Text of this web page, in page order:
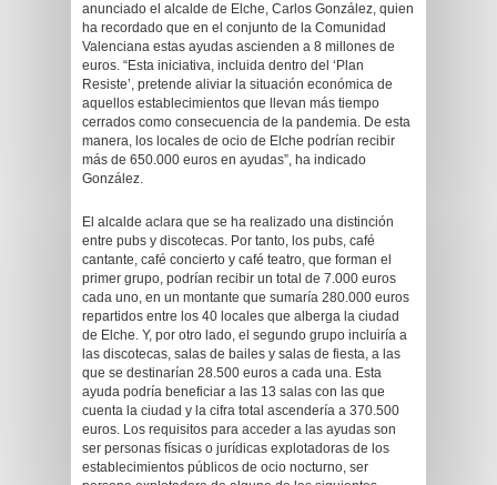
anunciado el alcalde de Elche, Carlos González, quien
ha recordado que en el conjunto de la Comunidad
Valenciana estas ayudas ascienden a 8 millones de
euros. “Esta iniciativa, incluida dentro del ‘Plan
Resiste’, pretende aliviar la situación económica de
aquellos establecimientos que llevan más tiempo
cerrados como consecuencia de la pandemia. De esta
manera, los locales de ocio de Elche podrían recibir
más de 650.000 euros en ayudas”, ha indicado
González.
El alcalde aclara que se ha realizado una distinción
entre pubs y discotecas. Por tanto, los pubs, café
cantante, café concierto y café teatro, que forman el
primer grupo, podrían recibir un total de 7.000 euros
cada uno, en un montante que sumaría 280.000 euros
repartidos entre los 40 locales que alberga la ciudad
de Elche. Y, por otro lado, el segundo grupo incluiría a
las discotecas, salas de bailes y salas de fiesta, a las
que se destinarían 28.500 euros a cada una. Esta
ayuda podría beneficiar a las 13 salas con las que
cuenta la ciudad y la cifra total ascendería a 370.500
euros. Los requisitos para acceder a las ayudas son
ser personas físicas o jurídicas explotadoras de los
establecimientos públicos de ocio nocturno, ser